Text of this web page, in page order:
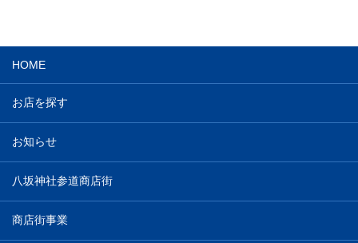
HOME
お店を探す
お知らせ
八坂神社参道商店街
商店街事業